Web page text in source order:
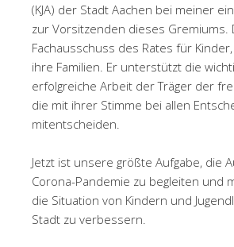
(KJA) der Stadt Aachen bei meiner
zur Vorsitzenden dieses Gremiums.
Fachausschuss des Rates für
ihre Familien. Er unterstützt die
erfolgreiche Arbeit der Träger der
die mit ihrer Stimme bei allen
mitentscheiden.
Jetzt ist unsere größte Aufgabe, die
Corona-Pandemie zu begleiten und
die Situation von Kindern und
Stadt zu verbessern.